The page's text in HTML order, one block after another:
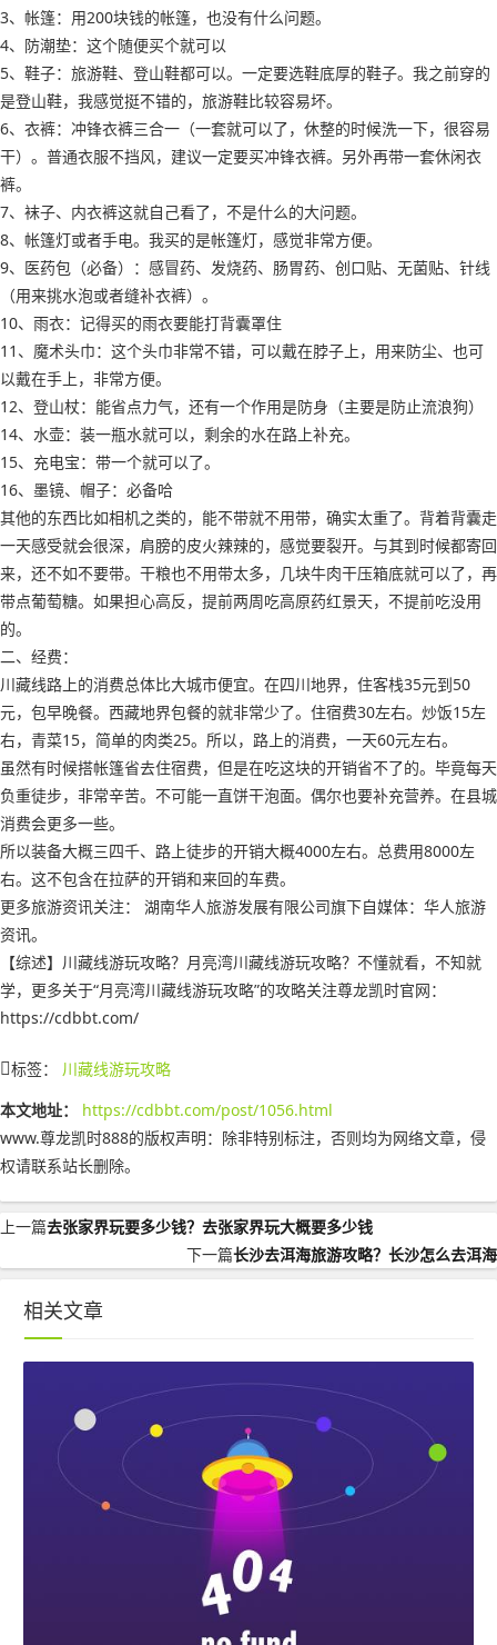
3、帐篷：用200块钱的帐篷，也没有什么问题。
4、防潮垫：这个随便买个就可以
5、鞋子：旅游鞋、登山鞋都可以。一定要选鞋底厚的鞋子。我之前穿的
是登山鞋，我感觉挺不错的，旅游鞋比较容易坏。
6、衣裤：冲锋衣裤三合一（一套就可以了，休整的时候洗一下，很容易
干）。普通衣服不挡风，建议一定要买冲锋衣裤。另外再带一套休闲衣
裤。
7、袜子、内衣裤这就自己看了，不是什么的大问题。
8、帐篷灯或者手电。我买的是帐篷灯，感觉非常方便。
9、医药包（必备）：感冒药、发烧药、肠胃药、创口贴、无菌贴、针线
（用来挑水泡或者缝补衣裤）。
10、雨衣：记得买的雨衣要能打背囊罩住
11、魔术头巾：这个头巾非常不错，可以戴在脖子上，用来防尘、也可
以戴在手上，非常方便。
12、登山杖：能省点力气，还有一个作用是防身（主要是防止流浪狗）
14、水壶：装一瓶水就可以，剩余的水在路上补充。
15、充电宝：带一个就可以了。
16、墨镜、帽子：必备哈
其他的东西比如相机之类的，能不带就不用带，确实太重了。背着背囊走
一天感受就会很深，肩膀的皮火辣辣的，感觉要裂开。与其到时候都寄回
来，还不如不要带。干粮也不用带太多，几块牛肉干压箱底就可以了，再
带点葡萄糖。如果担心高反，提前两周吃高原药红景天，不提前吃没用
的。
二、经费：
川藏线路上的消费总体比大城市便宜。在四川地界，住客栈35元到50
元，包早晚餐。西藏地界包餐的就非常少了。住宿费30左右。炒饭15左
右，青菜15，简单的肉类25。所以，路上的消费，一天60元左右。
虽然有时候搭帐篷省去住宿费，但是在吃这块的开销省不了的。毕竟每天
负重徒步，非常辛苦。不可能一直饼干泡面。偶尔也要补充营养。在县城
消费会更多一些。
所以装备大概三四千、路上徒步的开销大概4000左右。总费用8000左
右。这不包含在拉萨的开销和来回的车费。
更多旅游资讯关注： 湖南华人旅游发展有限公司旗下自媒体：华人旅游
资讯。
【综述】川藏线游玩攻略？月亮湾川藏线游玩攻略？不懂就看，不知就
学，更多关于“月亮湾川藏线游玩攻略”的攻略关注尊龙凯时官网：
https://cdbbt.com/
标签： 川藏线游玩攻略
本文地址：
https://cdbbt.com/post/1056.html
www.尊龙凯时888的版权声明： 除非特别标注，否则均为网络文章，侵
权请联系站长删除。
上一篇去张家界玩要多少钱？去张家界玩大概要多少钱
下一篇长沙去洱海旅游攻略？长沙怎么去洱海
相关文章